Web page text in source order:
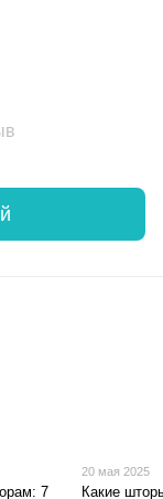
7
20 мая 2025
Какие